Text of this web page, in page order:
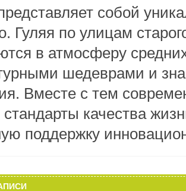
собой
Гуляя по улицам
в атмосферу
шедеврами и
Вместе с тем
качества
поддержку